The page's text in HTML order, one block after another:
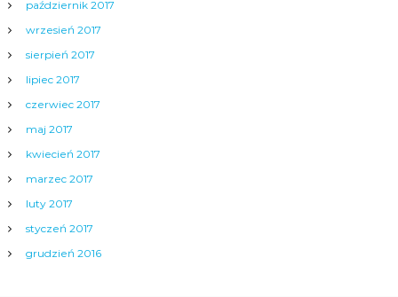
październik 2017
wrzesień 2017
sierpień 2017
lipiec 2017
czerwiec 2017
maj 2017
kwiecień 2017
marzec 2017
luty 2017
styczeń 2017
grudzień 2016